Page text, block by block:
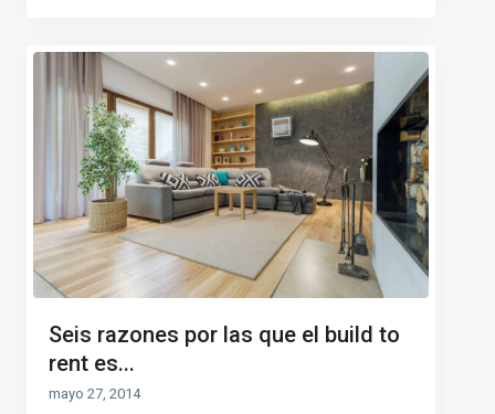
Seis razones por las que el build to
rent es...
mayo 27, 2014